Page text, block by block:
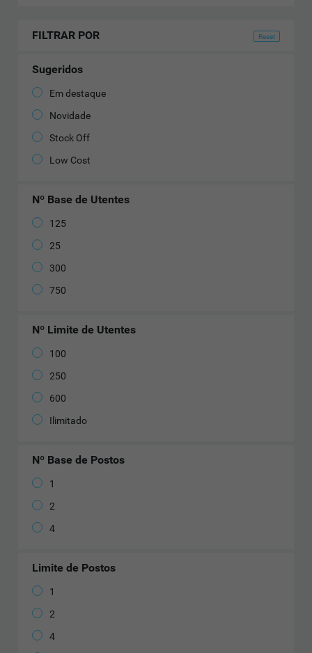
FILTRAR POR
Sugeridos
Em destaque
Novidade
Stock Off
Low Cost
Nº Base de Utentes
125
25
300
750
Nº Limite de Utentes
100
250
600
Ilimitado
Nº Base de Postos
1
2
4
Limite de Postos
1
2
4